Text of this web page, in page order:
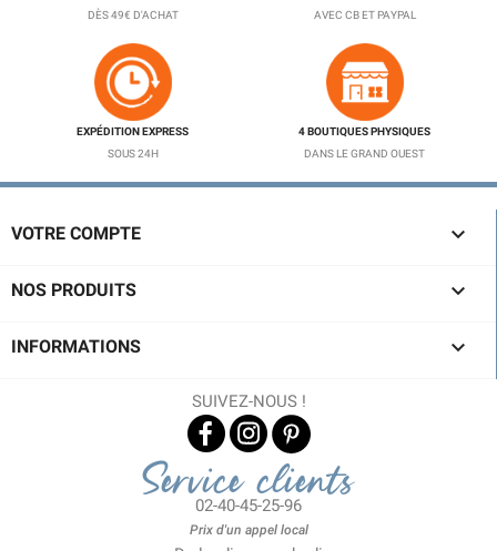
DÈS 49€ D'ACHAT
AVEC CB ET PAYPAL
EXPÉDITION EXPRESS
SOUS 24H
4 BOUTIQUES PHYSIQUES
DANS LE GRAND OUEST
VOTRE COMPTE 
NOS PRODUITS 
INFORMATIONS 
SUIVEZ-NOUS !
Service clients
02-40-45-25-96
Prix d'un appel local